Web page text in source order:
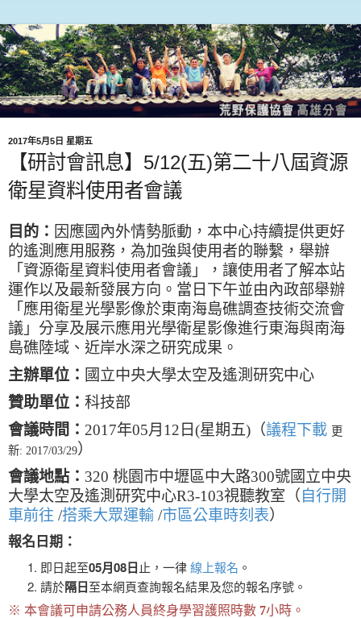
2017年5月5日 星期五
【研討會訊息】5/12(五)第二十八屆資源
衛星資料使用者會議
目的： 因應國內外情勢脈動，本中心持續提供更好
的遙測應用服務，為加強與使用者的聯繫，舉辦
「資源衛星資料使用者會議」，讓使用者了解本站
運作以及最新發展方向。當日下午並由內政部舉辦
「應用衛星光學影像於東南海島礁調查技術交流會
議」分享及展示應用光學衛星影像進行東海與南海
島礁陸域、近岸水深之研究成果。
主辦單位： 國立中央大學太空及遙測研究中心
贊助單位： 科技部
會議時間： 2017年05月12日(星期五)（議程下載 更
新: 2017/03/29）
會議地點： 320 桃園市中壢區中大路300號國立中央
大學太空及遙測研究中心R3-103視聽教室（ 自行開
車前往 /搭乘大眾運輸 /市區公車時刻表）
報名日期：
即日起至05月08日止，一律線上報名 。
請於隔日至本網頁查詢報名結果及您的報名序號。
※ 本會議可申請公務人員終身學習護照時數 7小時。